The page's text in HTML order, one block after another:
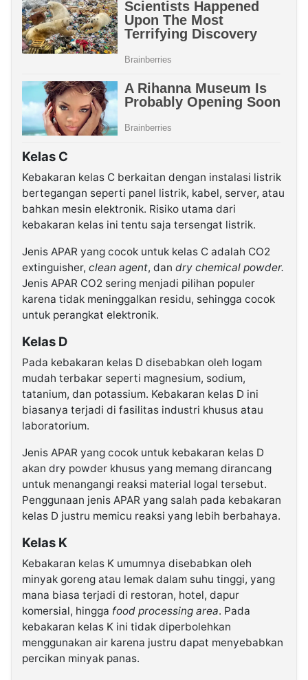
Kelas C
Kebakaran kelas C berkaitan dengan instalasi listrik
bertegangan seperti panel listrik, kabel, server, atau
bahkan mesin elektronik. Risiko utama dari
kebakaran kelas ini tentu saja tersengat listrik.
Jenis APAR yang cocok untuk kelas C adalah CO2
extinguisher, clean agent, dan dry chemical powder.
Jenis APAR CO2 sering menjadi pilihan populer
karena tidak meninggalkan residu, sehingga cocok
untuk perangkat elektronik.
Kelas D
Pada kebakaran kelas D disebabkan oleh logam
mudah terbakar seperti magnesium, sodium,
tatanium, dan potassium. Kebakaran kelas D ini
biasanya terjadi di fasilitas industri khusus atau
laboratorium.
Jenis APAR yang cocok untuk kebakaran kelas D
akan dry powder khusus yang memang dirancang
untuk menangangi reaksi material logal tersebut.
Penggunaan jenis APAR yang salah pada kebakaran
kelas D justru memicu reaksi yang lebih berbahaya.
Kelas K
Kebakaran kelas K umumnya disebabkan oleh
minyak goreng atau lemak dalam suhu tinggi, yang
mana biasa terjadi di restoran, hotel, dapur
komersial, hingga food processing area. Pada
kebakaran kelas K ini tidak diperbolehkan
menggunakan air karena justru dapat menyebabkan
percikan minyak panas.